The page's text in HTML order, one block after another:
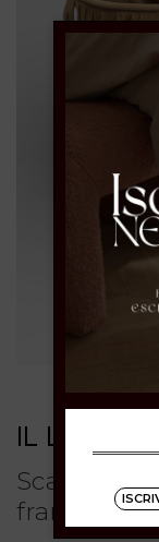
IL LACCIO
Scarpe da
frange